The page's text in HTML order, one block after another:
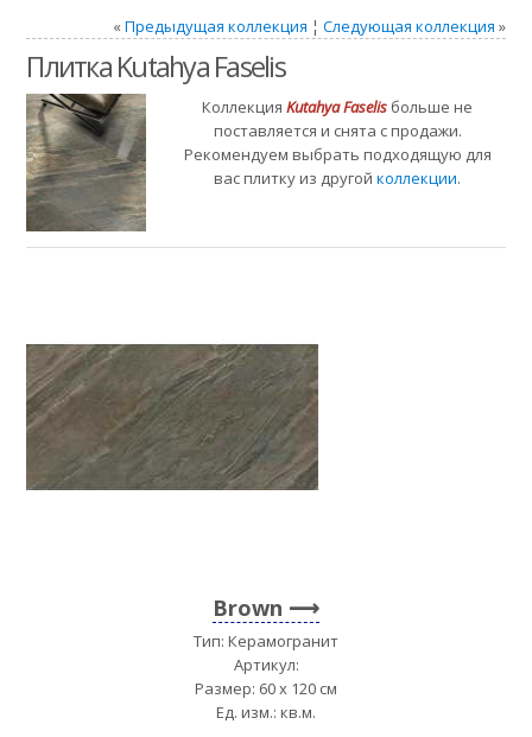
«Предыдущая коллекция ¦ Следующая коллекция »
Плитка Kutahya Faselis
КоллекцияKutahya Faselis больше не
поставляется и снята с продажи.
Рекомендуем выбрать подходящую для
вас плитку из другойколлекции.
Brown
Тип: Керамогранит
Артикул:
Размер: 60 x 120 см
Ед. изм.: кв.м.